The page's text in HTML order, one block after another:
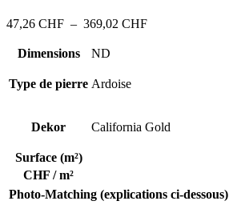
47,26 CHF – 369,02 CHFPlage
Dimensions ND
Type de pierre Ardoise
Dekor California Gold
Surface (m²)
CHF / m²
Photo-Matching (explications ci-dessous)